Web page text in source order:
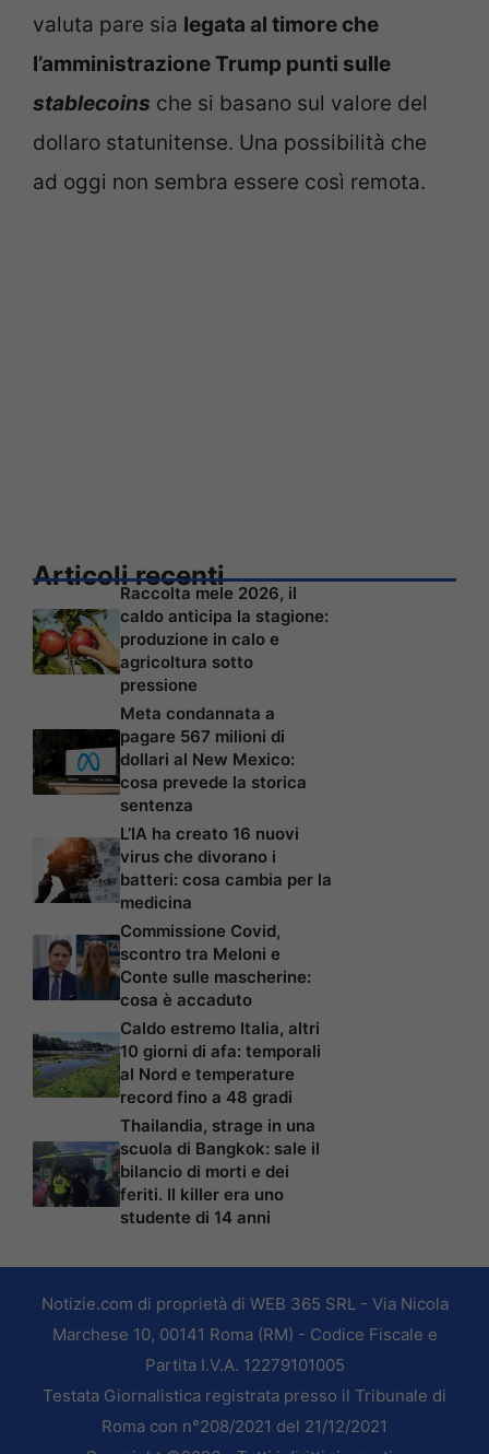
valuta pare sia legata al timore che
l’amministrazione Trump punti sulle
stablecoins che si basano sul valore del
dollaro statunitense. Una possibilità che
ad oggi non sembra essere così remota.
Articoli recenti
Raccolta mele 2026, il
caldo anticipa la stagione:
produzione in calo e
agricoltura sotto
pressione
Meta condannata a
pagare 567 milioni di
dollari al New Mexico:
cosa prevede la storica
sentenza
L’IA ha creato 16 nuovi
virus che divorano i
batteri: cosa cambia per la
medicina
Commissione Covid,
scontro tra Meloni e
Conte sulle mascherine:
cosa è accaduto
Caldo estremo Italia, altri
10 giorni di afa: temporali
al Nord e temperature
record fino a 48 gradi
Thailandia, strage in una
scuola di Bangkok: sale il
bilancio di morti e dei
feriti. Il killer era uno
studente di 14 anni
Notizie.com di proprietà di WEB 365 SRL - Via Nicola
Marchese 10, 00141 Roma (RM) - Codice Fiscale e
Partita I.V.A. 12279101005
Testata Giornalistica registrata presso il Tribunale di
Roma con n°208/2021 del 21/12/2021